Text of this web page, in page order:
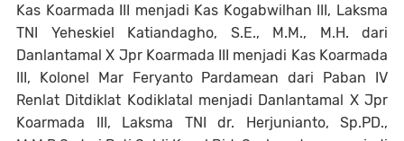
Kas Koarmada III menjadi Kas Kogabwilhan III, Laksma
TNI Yeheskiel Katiandagho, S.E., M.M., M.H. dari
Danlantamal X Jpr Koarmada III menjadi Kas Koarmada
III, Kolonel Mar Feryanto Pardamean dari Paban IV
Renlat Ditdiklat Kodiklatal menjadi Danlantamal X Jpr
Koarmada III, Laksma TNI dr. Herjunianto, Sp.PD.,